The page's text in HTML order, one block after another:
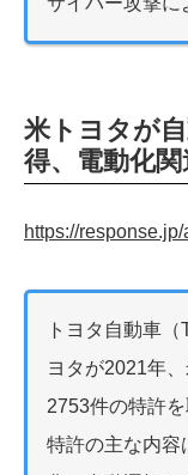
米トヨタが
得、電動化
https://
トヨタ自動車
ヨタが2021年
2753件の特許
特許の主な内容